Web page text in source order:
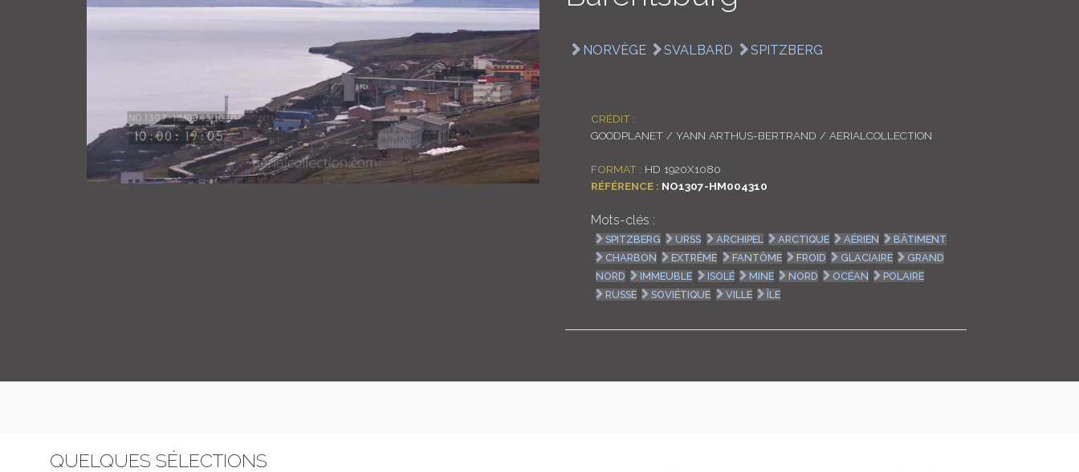
NORVÈGE SVALBARD SPITZBERG
CRÉDIT :
GOODPLANET / YANN ARTHUS-BERTRAND / AERIALCOLLECTION
FORMAT : HD 1920X1080
RÉFÉRENCE : NO1307-HM004310
Mots-clés :
SPITZBERG URSS ARCHIPEL ARCTIQUE AÉRIEN
BÂTIMENT
CHARBON
EXTRÊME FANTÔME FROID GLACIAIRE
GRAND
NORD
IMMEUBLE ISOLÉ MINE NORD OCÉAN
POLAIRE
RUSSE
SOVIÉTIQUE VILLE ÎLE
QUELQUES SÉLECTIONS